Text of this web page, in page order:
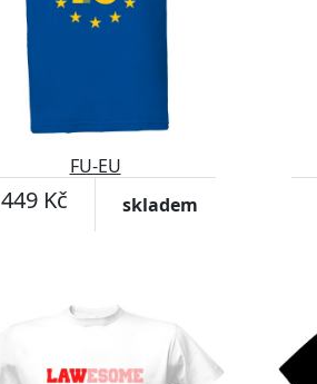
FU-EU
449 Kč skladem